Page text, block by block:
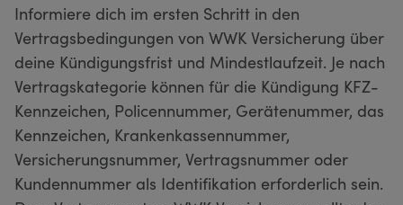
Informiere dich im ersten Schritt in den
Vertragsbedingungen von WWK Versicherung über
deine Kündigungsfrist und Mindestlaufzeit. Je nach
Vertragskategorie können für die Kündigung KFZ-
Kennzeichen, Policennummer, Gerätenummer, das
Kennzeichen, Krankenkassennummer,
Versicherungsnummer, Vertragsnummer oder
Kundennummer als Identifikation erforderlich sein.